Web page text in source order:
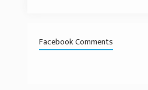
Facebook Comments